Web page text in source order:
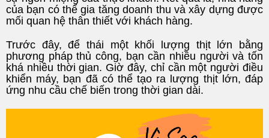
của bạn có thể gia tăng doanh thu và xây dựng được
mối quan hệ thân thiết với khách hàng.
Trước đây, để thái một khối lượng thịt lớn bằng
phương pháp thủ công, bạn cần nhiều người và tốn
khá nhiều thời gian. Giờ đây, chỉ cần một người điều
khiển máy, bạn đã có thể tạo ra lượng thịt lớn, đáp
ứng nhu cầu chế biến trong thời gian dài.